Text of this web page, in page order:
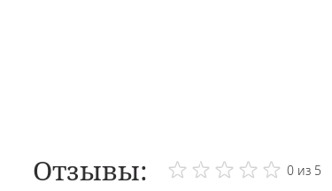
Отзывы: 0 из 5